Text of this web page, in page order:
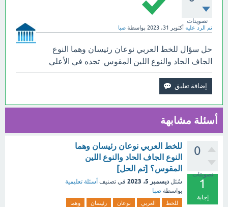
تصويتات
تم الرد عليه أكتوبر 31، 2023 بواسطة صبا
حل سؤال للخط العربي نوعان رئيسان وهما النوع
الجاف الحاد والنوع اللين المقوس. تجده في الأعلي
أسئلة مشابهة
0
تصويتات
1
إجابة
للخط العربي نوعان رئيسان وهما
النوع الجاف الحاد والنوع اللين
المقوس؟ [تم الحل]
سُئل ديسمبر 5، 2023 في تصنيف أسئلة تعليمية
بواسطة صبا
للخط العربي نوعان رئيسان
وهما